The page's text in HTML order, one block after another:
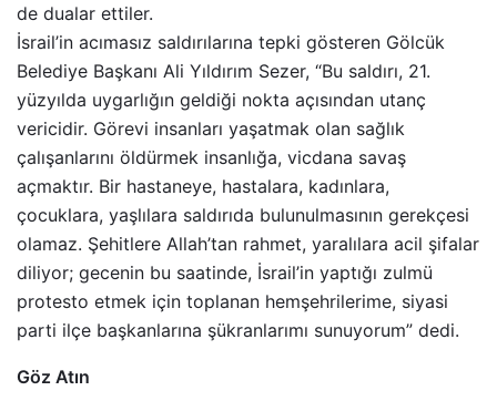
de dualar ettiler.
İsrail’in acımasız saldırılarına tepki gösteren Gölcük
Belediye Başkanı Ali Yıldırım Sezer, “Bu saldırı, 21.
yüzyılda uygarlığın geldiği nokta açısından utanç
vericidir. Görevi insanları yaşatmak olan sağlık
çalışanlarını öldürmek insanlığa, vicdana savaş
açmaktır. Bir hastaneye, hastalara, kadınlara,
çocuklara, yaşlılara saldırıda bulunulmasının gerekçesi
olamaz. Şehitlere Allah’tan rahmet, yaralılara acil şifalar
diliyor; gecenin bu saatinde, İsrail’in yaptığı zulmü
protesto etmek için toplanan hemşehrilerime, siyasi
parti ilçe başkanlarına şükranlarımı sunuyorum” dedi.
Göz Atın